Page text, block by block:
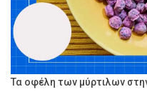
Τα οφέλη των μύρτιλων